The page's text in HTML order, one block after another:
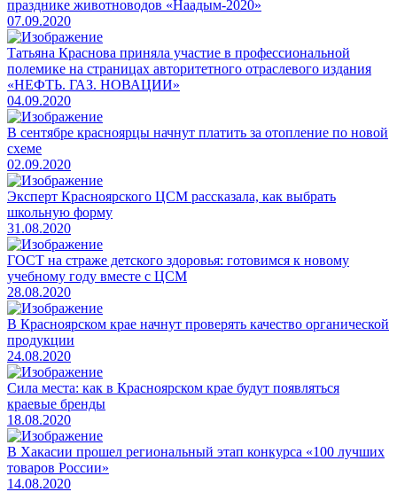
празднике животноводов «Наадым-2020»
07.09.2020
​Татьяна Краснова приняла участие в профессиональной
полемике на страницах авторитетного отраслевого издания
«НЕФТЬ. ГАЗ. НОВАЦИИ»
04.09.2020
​В сентябре красноярцы начнут платить за отопление по новой
схеме
02.09.2020
​Эксперт Красноярского ЦСМ рассказала, как выбрать
школьную форму
31.08.2020
​ГОСТ на страже детского здоровья: готовимся к новому
учебному году вместе с ЦСМ
28.08.2020
​В Красноярском крае начнут проверять качество органической
продукции
24.08.2020
​Сила места: как в Красноярском крае будут появляться
краевые бренды
18.08.2020
​В Хакасии прошел региональный этап конкурса «100 лучших
товаров России»
14.08.2020